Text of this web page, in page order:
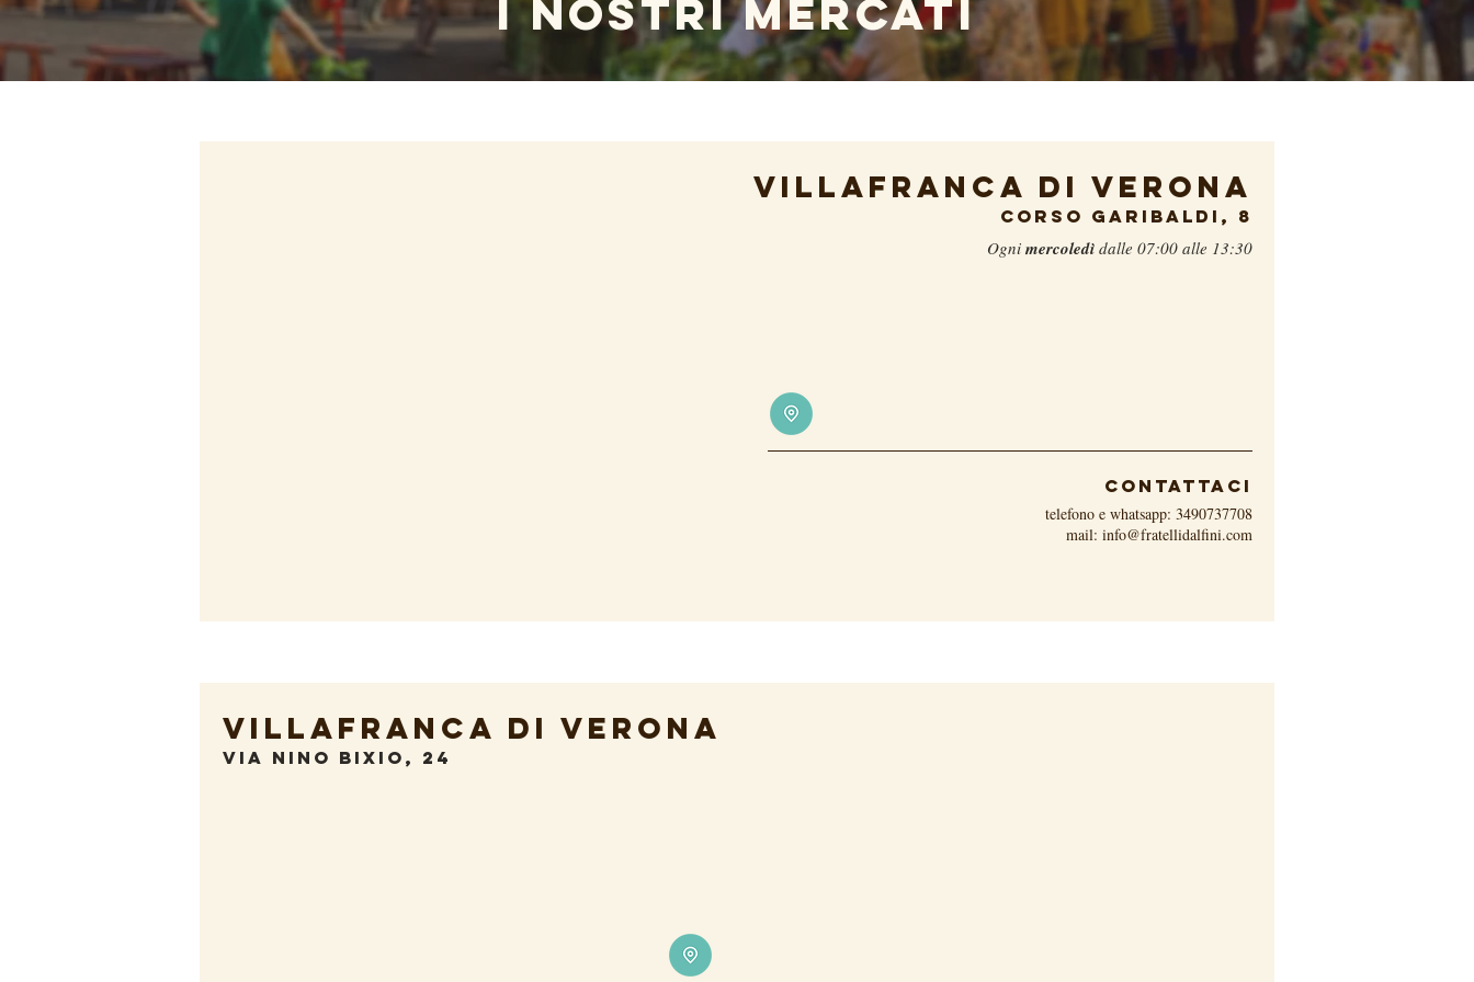
I NOSTRI MERCATI
VILLAFRANCA DI VERONA
corso garibaldi, 8
Ogni mercoledì dalle 07:00 alle 13:30
contattaci
telefono e whatsapp: 3490737708
mail: info@fratellidalfini.com
VILLAFRANCA DI VERONA
VIA NINO BIXIO, 24